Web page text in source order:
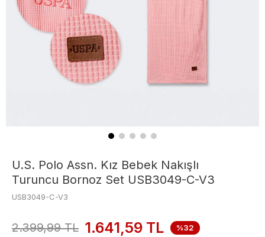
U.S. Polo Assn. Kız Bebek Nakışlı
Turuncu Bornoz Set USB3049-C-V3
USB3049-C-V3
2.399,99TL 1.641,59 TL %32